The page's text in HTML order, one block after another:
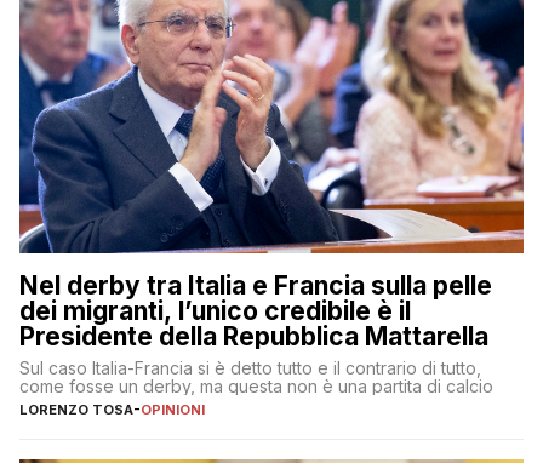
Nel derby tra Italia e Francia sulla pelle
dei migranti, l’unico credibile è il
Presidente della Repubblica Mattarella
Sul caso Italia-Francia si è detto tutto e il contrario di tutto,
come fosse un derby, ma questa non è una partita di calcio
LORENZO TOSA-OPINIONI